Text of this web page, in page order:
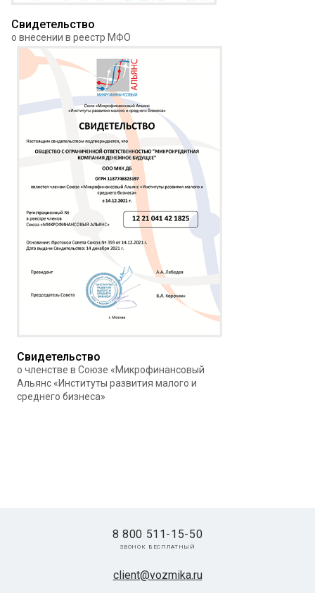
Свидетельство
о внесении в реестр МФО
Свидетельство
о членстве в Союзе «Микрофинансовый
Альянс «Институты развития малого и
среднего бизнеса»
client@vozmika.ru
8 800 511-15-50
звонок бесплатный